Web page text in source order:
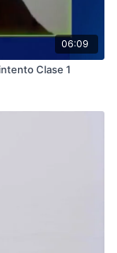
06:09
Clase 1